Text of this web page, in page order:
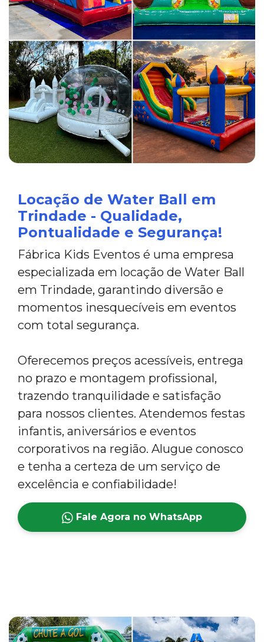
Locação de Water Ball em
Trindade - Qualidade,
Pontualidade e Segurança!
Fábrica Kids Eventos é uma empresa
especializada em locação de Water Ball
em Trindade, garantindo diversão e
momentos inesquecíveis em eventos
com total segurança.
Oferecemos preços acessíveis, entrega
no prazo e montagem profissional,
trazendo tranquilidade e satisfação
para nossos clientes. Atendemos festas
infantis, aniversários e eventos
corporativos na região. Alugue conosco
e tenha a certeza de um serviço de
excelência e confiabilidade!
Fale Agora no WhatsApp